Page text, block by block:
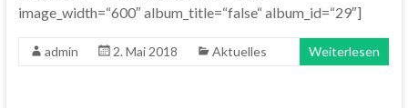
image_width=“600″ album_title=“false“ album_id=“29″]
admin 2. Mai 2018 Aktuelles Weiterlesen